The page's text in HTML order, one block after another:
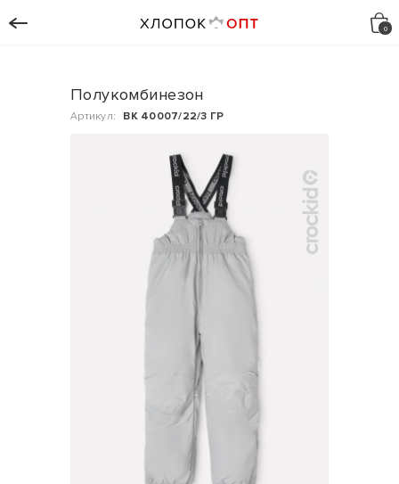
Полукомбинезон
Артикул: ВК 40007/22/3 ГР